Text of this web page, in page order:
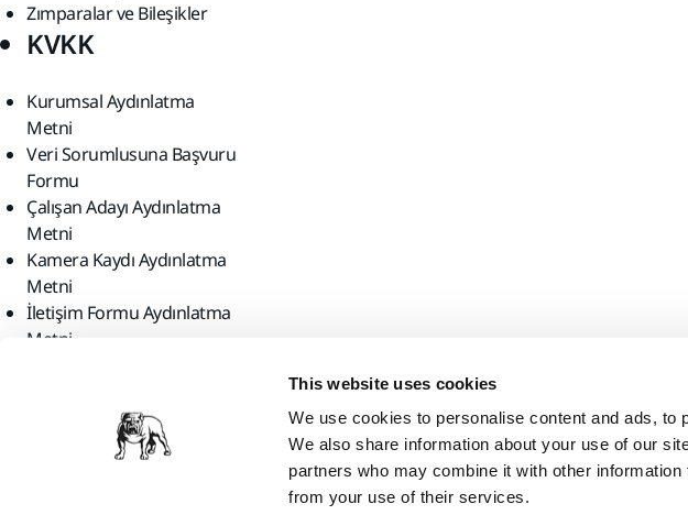
This website uses cookies
We use cookies to personalise content and ads,
We also share information about your use of our
partners who may combine it with other
from your use of their services.
Zımparalar ve Bileşikler
KVKK
Kurumsal Aydınlatma
Metni
Veri Sorumlusuna Başvuru
Formu
Çalışan Adayı Aydınlatma
Metni
Kamera Kaydı Aydınlatma
Metni
İletişim Formu Aydınlatma
Metni